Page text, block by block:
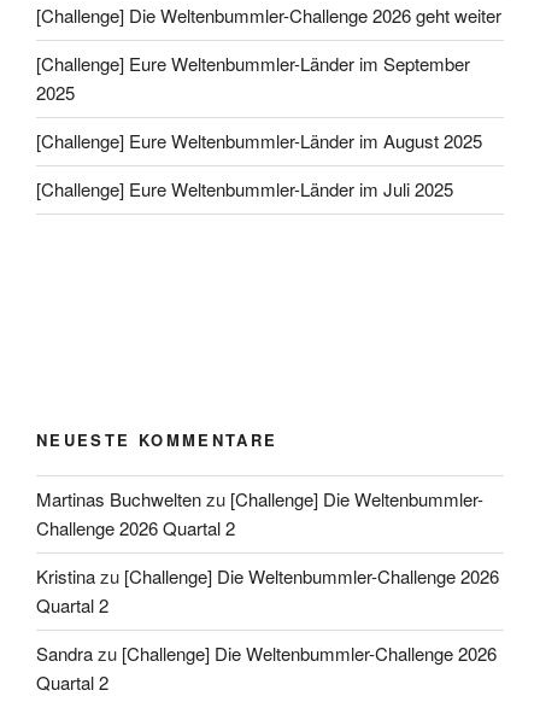
[Challenge] Die Weltenbummler-Challenge 2026 geht weiter
[Challenge] Eure Weltenbummler-Länder im September
2025
[Challenge] Eure Weltenbummler-Länder im August 2025
[Challenge] Eure Weltenbummler-Länder im Juli 2025
NEUESTE KOMMENTARE
Martinas Buchweltenzu [Challenge] Die Weltenbummler-
Challenge 2026 Quartal 2
Kristinazu [Challenge] Die Weltenbummler-Challenge 2026
Quartal 2
Sandrazu [Challenge] Die Weltenbummler-Challenge 2026
Quartal 2